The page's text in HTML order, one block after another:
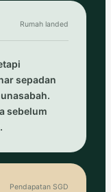
Rumah landed
sepadan
sebelum
Pendapatan SGD